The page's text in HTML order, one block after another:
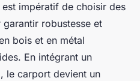
impératif de choisir des
garantir robustesse et
bois et en métal
En intégrant un
, le carport devient un